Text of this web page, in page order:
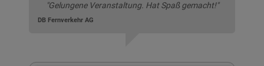
"Gelungene Veranstaltung. Hat Spaß gemacht!"
DB Fernverkehr AG